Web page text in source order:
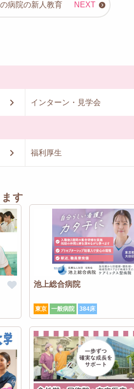
病院の新人教育
インターン・見学会
福利厚生
す
池上総合病院
東京 一般病院 384床